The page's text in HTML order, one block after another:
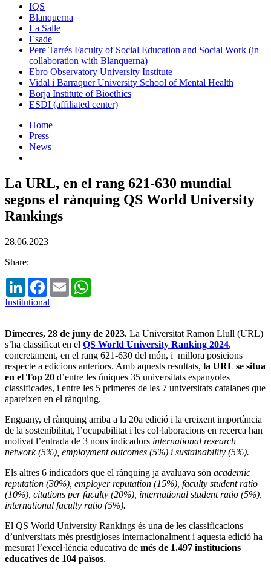
IQS
Blanquerna
La Salle
Esade
Pere Tarrés Faculty of Social Education and Social Work (in
collaboration with Blanquerna)
Ebro Observatory University Institute
Vidal i Barraquer University School of Mental Health
Borja Institute of Bioethics
ESDI (affiliated center)
Home
Press
News
La URL, en el rang 621-630 mundial
segons el rànquing QS World University
Rankings
28.06.2023
Share:
LinkedInFacebook
Email
Institutional
Dimecres, 28 de juny de 2023. La Universitat Ramon Llull (URL)
s’ha classificat en el QS World University Ranking 2024,
concretament, en el rang 621-630 del món, i millora posicions
respecte a edicions anteriors. Amb aquests resultats, la URL se situa
en el Top 20 d’entre les úniques 35 universitats espanyoles
classificades, i entre les 5 primeres de les 7 universitats catalanes que
apareixen en el rànquing.
Enguany, el rànquing arriba a la 20a edició i la creixent importància
de la sostenibilitat, l’ocupabilitat i les col·laboracions en recerca han
motivat l’entrada de 3 nous indicadors international research
network (5%), employment outcomes (5%) i sustainability (5%).
Els altres 6 indicadors que el rànquing ja avaluava són academic
reputation (30%), employer reputation (15%), faculty student ratio
(10%), citations per faculty (20%), international student ratio (5%),
international faculty ratio (5%).
El QS World University Rankings és una de les classificacions
d’universitats més prestigioses internacionalment i aquesta edició ha
mesurat l’excel·lència educativa de més de 1.497 institucions
educatives de 104 països.